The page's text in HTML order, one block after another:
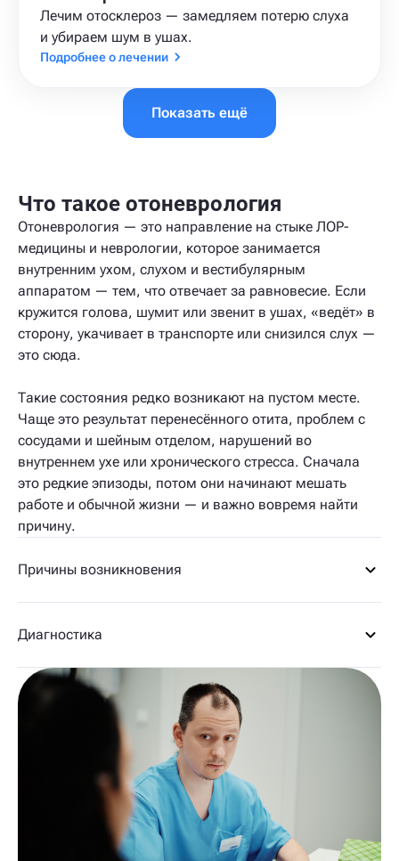
Лечим отосклероз — замедляем потерю слуха
и убираем шум в ушах.
Подробнее о лечении
Показать ещё
Что такое отоневрология
Отоневрология — это направление на стыке ЛОР-
медицины и неврологии, которое занимается
внутренним ухом, слухом и вестибулярным
аппаратом — тем, что отвечает за равновесие. Если
кружится голова, шумит или звенит в ушах, «ведёт» в
сторону, укачивает в транспорте или снизился слух —
это сюда.
Такие состояния редко возникают на пустом месте.
Чаще это результат перенесённого отита, проблем с
сосудами и шейным отделом, нарушений во
внутреннем ухе или хронического стресса. Сначала
это редкие эпизоды, потом они начинают мешать
работе и обычной жизни — и важно вовремя найти
причину.
Причины возникновения
Диагностика